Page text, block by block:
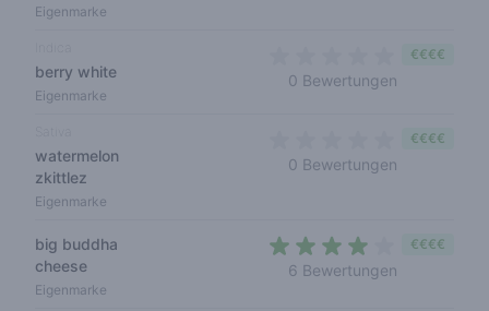
Eigenmarke
berry white
Eigenmarke
0 Bewertungen
€€€€
watermelon
zkittlez
Eigenmarke
0 Bewertungen
€€€€
big buddha
cheese
Eigenmarke
6 Bewertungen
€€€€